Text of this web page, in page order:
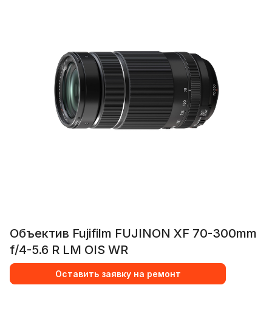
Объектив Fujifilm FUJINON XF 70-300mm
f/4-5.6 R LM OIS WR
Оставить заявку на ремонт